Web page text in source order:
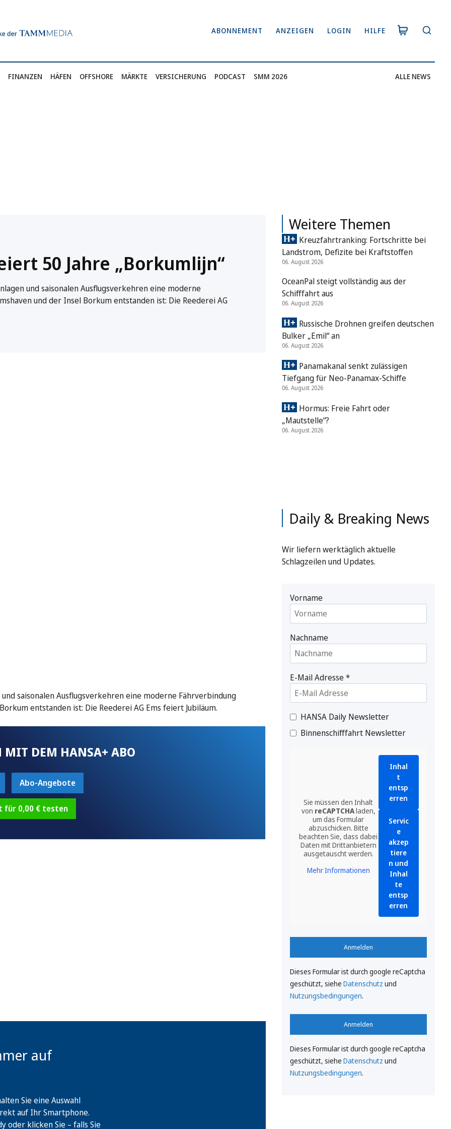
ABONNEMENT ANZEIGEN LOGIN HILFE
FINANZEN HÄFEN OFFSHORE MÄRKTE VERSICHERUNG PODCAST SMM 2026 ALLE NEWS
50 Jahre „Borkumlijn“
und saisonalen Ausflugsverkehren eine moderne
und der Insel Borkum entstanden ist: Die Reederei AG
saisonalen Ausflugsverkehren eine moderne Fährverbindung
entstanden ist: Die Reederei AG Ems feiert Jubiläum.
MIT DEM HANSA+ ABO
Abo-Angebote
für 0,00 € testen
auf
Sie eine Auswahl
auf Ihr Smartphone.
oder klicken Sie – falls Sie
Weitere Themen
Kreuzfahrtranking: Fortschritte bei
Landstrom, Defizite bei Kraftstoffen
06. August 2026
OceanPal steigt vollständig aus der
Schifffahrt aus
06. August 2026
Russische Drohnen greifen deutschen
Bulker „Emil“ an
06. August 2026
Panamakanal senkt zulässigen
Tiefgang für Neo-Panamax-Schiffe
06. August 2026
Hormus: Freie Fahrt oder
„Mautstelle“?
06. August 2026
Daily & Breaking News
Wir liefern werktäglich aktuelle
Schlagzeilen und Updates.
Vorname
Nachname
E-Mail Adresse*
HANSA Daily Newsletter
Binnenschifffahrt Newsletter
Sie müssen den Inhalt
von reCAPTCHAladen,
um das Formular
abzuschicken. Bitte
beachten Sie, dass dabei
Daten mit Drittanbietern
ausgetauscht werden.
Mehr Informationen
Inhal
t
entsp
erren
Servic
e
akzep
tiere
n und
Inhal
te
entsp
erren
Anmelden
Dieses Formular ist durch google reCaptcha
geschützt, siehe Datenschutz und
Nutzungsbedingungen.
Anmelden
Dieses Formular ist durch google reCaptcha
geschützt, siehe Datenschutz und
Nutzungsbedingungen.